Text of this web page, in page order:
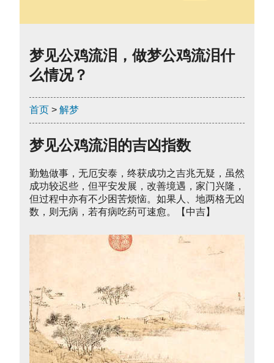
梦见公鸡流泪，做梦公鸡流泪什
么情况？
首页 > 解梦
梦见公鸡流泪的吉凶指数
勤勉做事，无厄安泰，终获成功之吉兆无疑，虽然
成功较迟些，但平安发展，改善境遇，家门兴隆，
但过程中亦有不少困苦烦恼。如果人、地两格无凶
数，则无病，若有病吃药可速愈。【中吉】